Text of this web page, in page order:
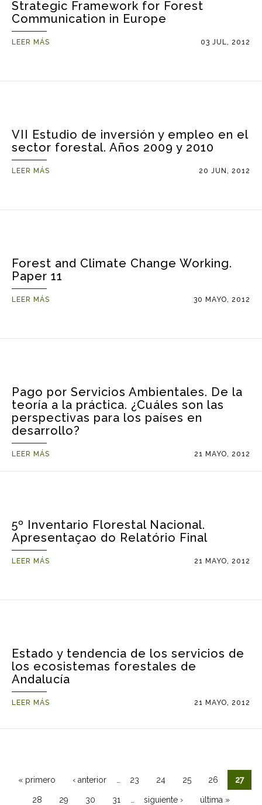
Strategic Framework for Forest
Communication in Europe
LEER MÁS 03 JUL, 2012
VII Estudio de inversión y empleo en el
sector forestal. Años 2009 y 2010
LEER MÁS 20 JUN, 2012
Forest and Climate Change Working.
Paper 11
LEER MÁS 30 MAYO, 2012
Pago por Servicios Ambientales. De la
teoría a la práctica. ¿Cuáles son las
perspectivas para los países en
desarrollo?
LEER MÁS 21 MAYO, 2012
5º Inventario Florestal Nacional.
Apresentaçao do Relatório Final
LEER MÁS 21 MAYO, 2012
Estado y tendencia de los servicios de
los ecosistemas forestales de
Andalucía
LEER MÁS 21 MAYO, 2012
Páginas
« primero ‹ anterior 23 24 25 26 27
28 29 30 31 siguiente › última »